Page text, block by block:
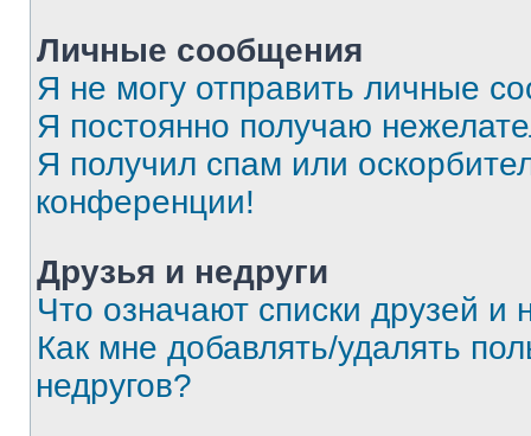
Личные сообщения
Я не могу отправить личные
Я постоянно получаю
Я получил спам или
конференции!
Друзья и недруги
Что означают списки друзей и
Как мне добавлять/удалять
недругов?